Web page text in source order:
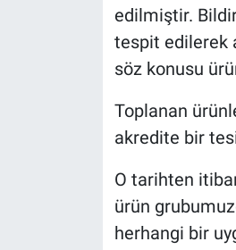
edilmiştir.
tespit edilerek
söz konusu
Toplanan
akredite bir
O tarihten
ürün
herhangi bir
Programlar